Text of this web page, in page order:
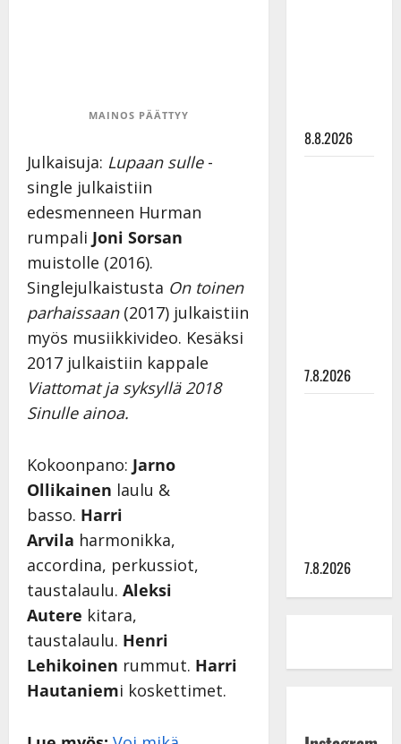
MAINOS PÄÄTTYY
Julkaisuja: Lupaan sulle-
single julkaistiin
edesmenneen Hurman
rumpali Joni Sorsan
muistolle (2016).
Singlejulkaistusta On toinen
parhaissaan(2017) julkaistiin
myös musiikkivideo. Kesäksi
2017 julkaistiin kappale
Viattomat ja syksyllä 2018
Sinulle ainoa.
Kokoonpano: Jarno
Ollikainen laulu &
basso. Harri
Arvila harmonikka,
accordina, perkussiot,
taustalaulu. Aleksi
Autere kitara,
taustalaulu. Henri
Lehikoinen rummut. Harri
Hautaniemi koskettimet.
8.8.2026
7.8.2026
7.8.2026